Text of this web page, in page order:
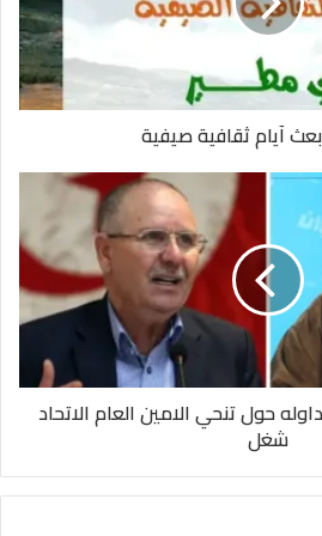
آيام ثقافية صيفية
حول تنحي الامين العام الاتحاد
شغل